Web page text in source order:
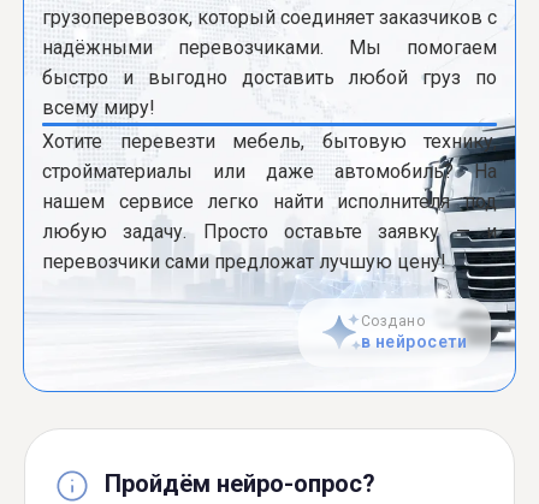
грузоперевозок, который соединяет заказчиков с
надёжными перевозчиками. Мы помогаем
быстро и выгодно доставить любой груз по
всему миру!
Хотите перевезти мебель, бытовую технику,
стройматериалы или даже автомобиль? На
нашем сервисе легко найти исполнителя под
любую задачу. Просто оставьте заявку — и
перевозчики сами предложат лучшую цену!
Создано
в нейросети
Пройдём нейро-опрос?